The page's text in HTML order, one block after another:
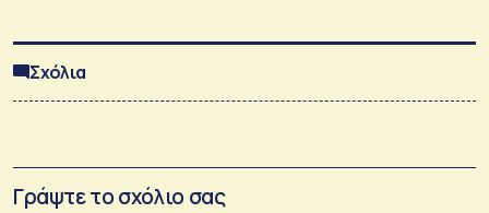
Σχόλια
Γράψτε το σχόλιο σας